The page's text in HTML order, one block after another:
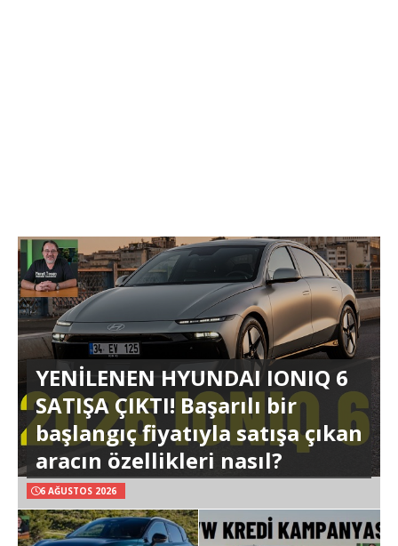
YENİLENEN HYUNDAI IONIQ 6
SATIŞA ÇIKTI! Başarılı bir
başlangıç fiyatıyla satışa çıkan
aracın özellikleri nasıl?
6 AĞUSTOS 2026